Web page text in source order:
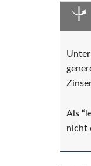
Unter
Als
nicht